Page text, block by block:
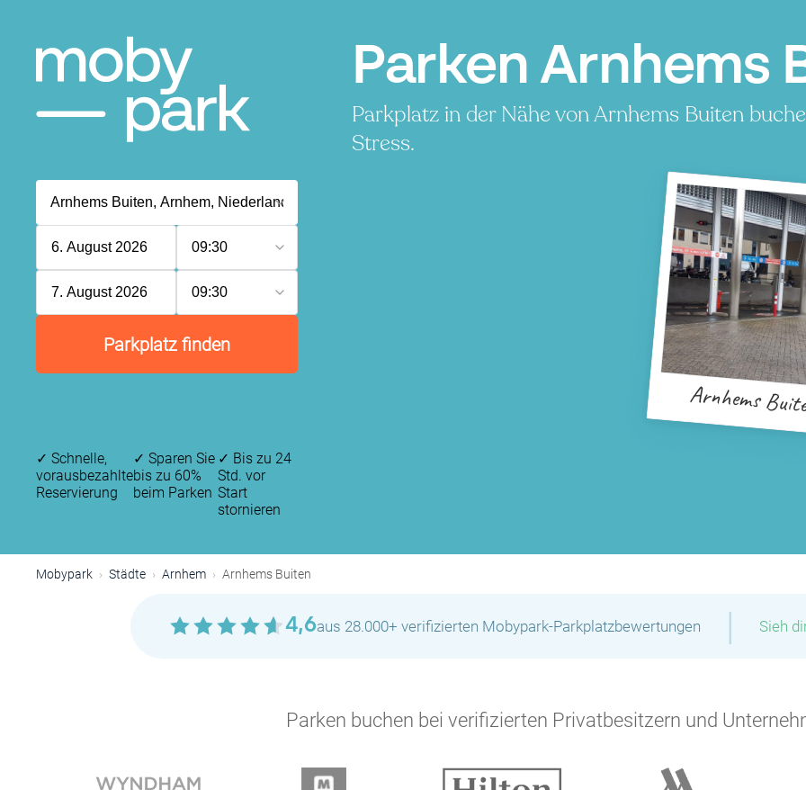
Parken Arnhems
Parkplatz in der Nähe von Arnhems Buiten
Stress.
6. August 2026 09:30
7. August 2026 09:30
Parkplatz finden
Arnhems
✓ Schnelle,
vorausbezahlte
Reservierung
✓ Sparen Sie
bis zu 60%
beim Parken
✓ Bis zu 24
Std. vor
Start
stornieren
Mobypark Städte Arnhem Arnhems Buiten
4,6aus 28.000+ verifizierten Mobypark-Parkplatzbewertungen | Sieh
Parken buchen bei verifizierten Privatbesitzern und